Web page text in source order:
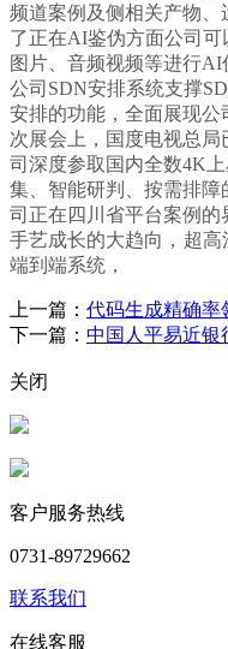
频道案例及侧相关产物
了正在AI鉴伪方面公司
图片、音频视频等进行
公司SDN安排系统支撑
安排的功能，全面展现公
次展会上，国度电视总局
司深度参取国内全数4K
集、智能研判、按需排障
司正在四川省平台案例
手艺成长的大趋向， 超高
端到端系统，
上一篇： 代码生成精确率
下一篇： 中国人平易近银
关闭
客户服务热线
0731-89729662
联系我们
在线客服